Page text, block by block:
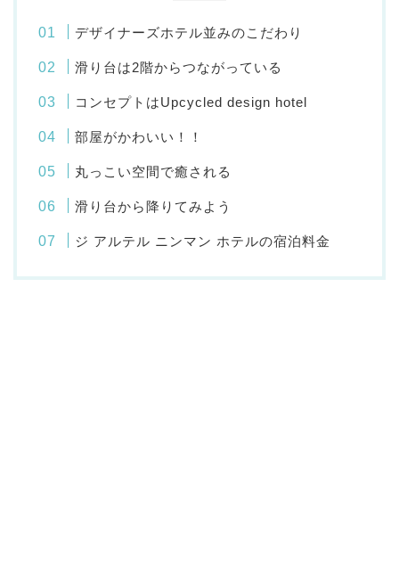
デザイナーズホテル並みのこだわり
滑り台は2階からつながっている
コンセプトはUpcycled design hotel
部屋がかわいい！！
丸っこい空間で癒される
滑り台から降りてみよう
ジ アルテル ニンマン ホテルの宿泊料金